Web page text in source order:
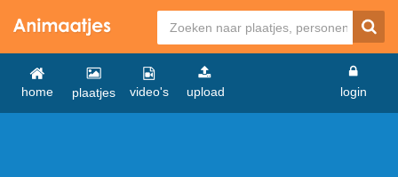
home plaatjes video's upload login